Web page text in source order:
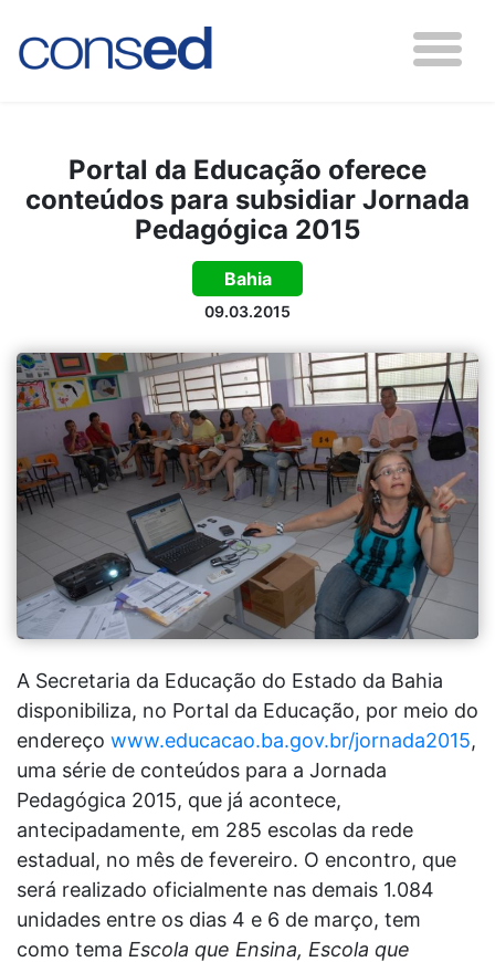
Portal da Educação oferece
conteúdos para subsidiar Jornada
Pedagógica 2015
Bahia
09.03.2015
A Secretaria da Educação do Estado da Bahia
disponibiliza, no Portal da Educação, por meio do
endereço www.educacao.ba.gov.br/jornada2015,
uma série de conteúdos para a Jornada
Pedagógica 2015, que já acontece,
antecipadamente, em 285 escolas da rede
estadual, no mês de fevereiro. O encontro, que
será realizado oficialmente nas demais 1.084
unidades entre os dias 4 e 6 de março, tem
como tema Escola que Ensina, Escola que